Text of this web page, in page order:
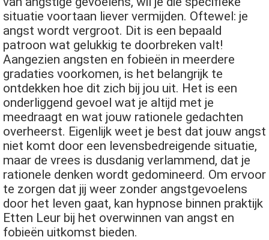
situatie voortaan liever vermijden. Oftewel: je
angst wordt vergroot. Dit is een bepaald
patroon wat gelukkig te doorbreken valt!
Aangezien angsten en fobieën in meerdere
gradaties voorkomen, is het belangrijk te
ontdekken hoe dit zich bij jou uit. Het is een
onderliggend gevoel wat je altijd met je
meedraagt en wat jouw rationele gedachten
overheerst. Eigenlijk weet je best dat jouw angst
niet komt door een levensbedreigende situatie,
maar de vrees is dusdanig verlammend, dat je
rationele denken wordt gedomineerd. Om ervoor
te zorgen dat jij weer zonder angstgevoelens
door het leven gaat, kan hypnose binnen praktijk
Etten Leur bij het overwinnen van angst en
fobieën uitkomst bieden.